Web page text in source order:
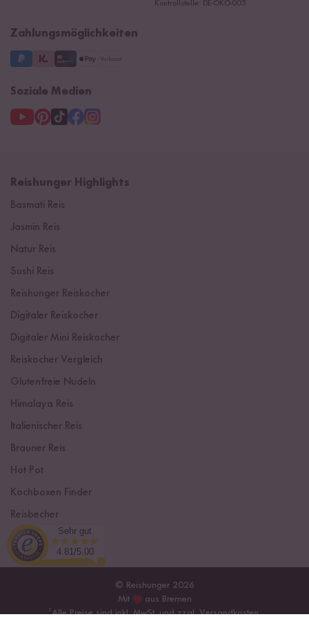
3 Jahre Garantie
Kontrollstelle: DE-ÖKO-005
Zahlungsmöglichkeiten
Soziale Medien
Reishunger Highlights
Basmati Reis
Jasmin Reis
Natur Reis
Sushi Reis
Reishunger Reiskocher
Digitaler Reiskocher
Digitaler Mini Reiskocher
Reiskocher Vergleich
Glutenfreie Nudeln
Himalaya Reis
Italienischer Reis
Brauner Reis
Hot Pot
Kochboxen Finder
Reisbecher
Sushi Einsteiger Box
© Reishunger 2026
Mit
aus Bremen
¹Alle Preise sind inkl. MwSt. und zzgl.Versandkosten.
Sehr gut
4.81/5.00